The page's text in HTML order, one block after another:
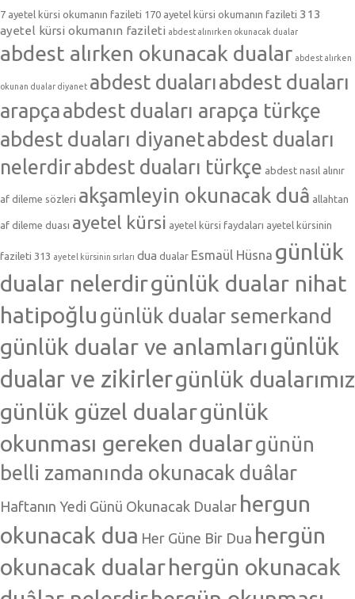
7 ayetel kürsi okumanın fazileti 170 ayetel kürsi okumanın fazileti 313
ayetel kürsi okumanın fazileti abdest alınırken okunacak dualar
abdest alırken okunacak dualar abdest alırken
okunan dualar diyanet abdest dualarıabdest duaları
arapçaabdest duaları arapça türkçe
abdest duaları diyanetabdest duaları
nelerdirabdest duaları türkçe abdest nasıl alınır
af dileme sözleri akşamleyin okunacak duâ allahtan
af dileme duası ayetel kürsi ayetel kürsi faydaları ayetel kürsinin
fazileti 313 ayetel kürsinin sırları dua dualar Esmaül Hüsna günlük
dualar nelerdirgünlük dualar nihat
hatipoğlu günlük dualar semerkand
günlük dualar ve anlamlarıgünlük
dualar ve zikirlergünlük dualarımız
günlük güzel dualargünlük
okunması gereken dualargünün
belli zamanında okunacak duâlar
Haftanın Yedi Günü Okunacak Dualar hergun
okunacak dua Her Güne Bir Dua hergün
okunacak dualarhergün okunacak